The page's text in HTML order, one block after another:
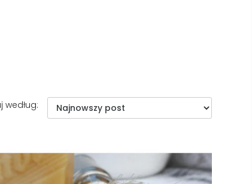
według: